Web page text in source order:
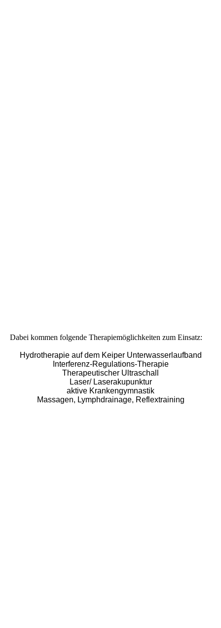
Dabei kommen folgende Therapiemöglichkeiten zum Einsatz:
Hydrotherapie auf dem Keiper Unterwasserlaufband
Interferenz-Regulations-Therapie
Therapeutischer Ultraschall
Laser/ Laserakupunktur
aktive Krankengymnastik
Massagen, Lymphdrainage, Reflextraining